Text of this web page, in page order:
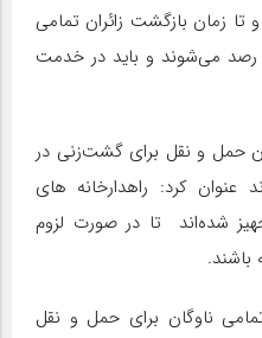
زمان بازگشت زائران تمامی
رصد می‌شوند و باید در خدمت
حمل و نقل برای گشت‌زنی در
عنوان کرد: راهدارخانه های
شده‌اند تا در صورت لزوم
باشند.
ناوگان برای حمل و نقل